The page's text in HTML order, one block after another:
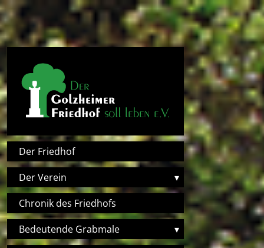
Direkt zum Inhalt
Hauptnavigation
Der Friedhof
Der Verein
▾
Chronik des Friedhofs
Bedeutende Grabmale
▾